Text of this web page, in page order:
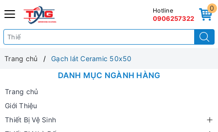
0
Hotline
0906257322
Trang chủ Gạch lát Ceramic 50x50
DANH MỤC NGÀNH HÀNG
Trang chủ
Giới Thiệu
Thiết Bị Vệ Sinh